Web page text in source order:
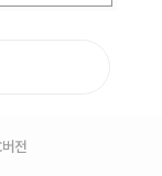
버전